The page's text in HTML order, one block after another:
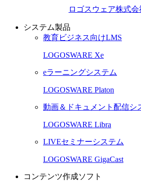
ロゴスウェア株式会
システム製品
教育ビジネス向けLMS
LOGOSWARE Xe
eラーニングシステム
LOGOSWARE Platon
動画＆ドキュメント配信シ
LOGOSWARE Libra
LIVEセミナーシステム
LOGOSWARE GigaCast
コンテンツ作成ソフト